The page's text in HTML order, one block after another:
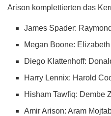
Arison komplettierten das
James Spader:
Megan Boone:
Diego Klattenhoff:
Harry Lennix: Harold
Hisham Tawfiq: Dembe
Amir Arison: Aram